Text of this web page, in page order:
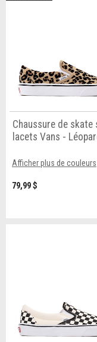
Chaussure de skate
lacets Vans -
Afficher plus de couleurs
79,99 $